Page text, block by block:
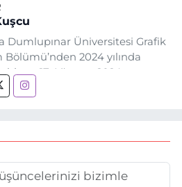
Dumlupınar Üniversitesi Grafik
Bölümü’nden 2024 yılında
17 Ağustos 2024
Grafik Tasarım alanında staj